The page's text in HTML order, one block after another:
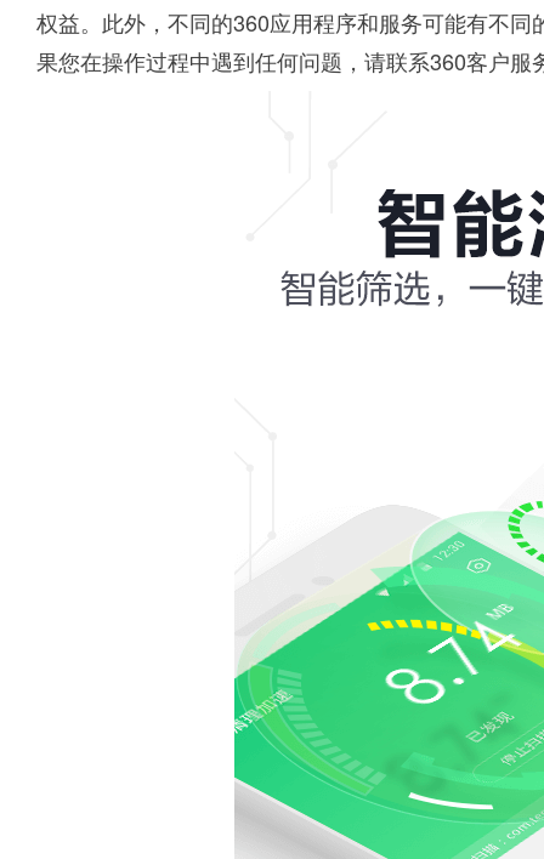
权益。此外，不同的360应用程序和服务可能有不
果您在操作过程中遇到任何问题，请联系360客户服